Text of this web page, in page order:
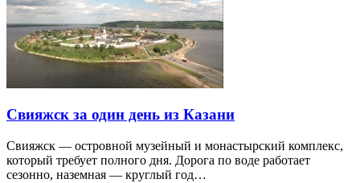
Свияжск за один день из Казани
Свияжск — островной музейный и монастырский комплекс,
который требует полного дня. Дорога по воде работает
сезонно, наземная — круглый год…